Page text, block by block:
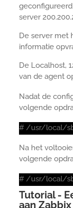
server
De server met
informatie
De Localhost,
van de agent
Nadat de
volgende
# /usr/local/
Na het
volgende
# /usr/local/
Tutorial -
aan